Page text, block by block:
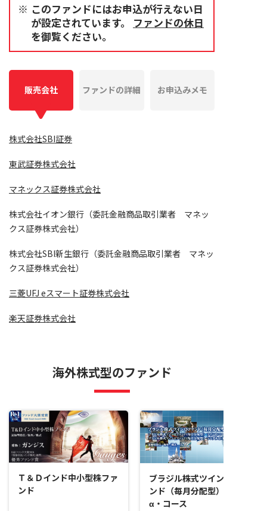
このファンドにはお申込が行えない日
が設定されています。 ファンドの休日
を御覧ください。
販売会社 ファンドの詳細 お申込みメモ
株式会社SBI証券
東武証券株式会社
マネックス証券株式会社
株式会社イオン銀行（委託金融商品取引業者 マネッ
クス証券株式会社）
株式会社SBI新生銀行（委託金融商品取引業者 マネッ
クス証券株式会社）
三菱UFJ eスマート証券株式会社
楽天証券株式会社
海外株式型のファンド
Ｔ＆Ｄインド中小型株ファ
ンド
ブラジル株式ツインαファ
ンド（毎月分配型）ツイン
α・コース